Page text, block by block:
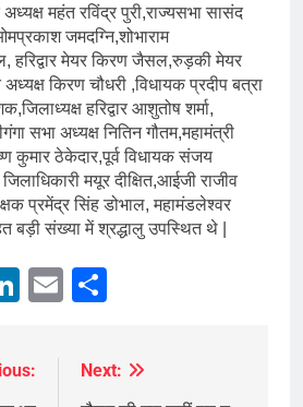
महंत रविंद्र पुरी,राज्यसभा सासंद
जमदग्नि,शोभाराम
हरिद्वार मेयर किरण जैसल,रुड़की मेयर
किरण चौधरी ,विधायक प्रदीप बत्रा
हरिद्वार आशुतोष शर्मा,
सभा अध्यक्ष नितिन गौतम,महामंत्री
कुमार ठेकेदार,पूर्व विधायक संजय
मयूर दीक्षित,आईजी राजीव
प्रमेंद्र सिंह डोभाल, महामंडलेश्वर
बड़ी संख्या में श्रद्धालु उपस्थित थे |
LinkedIn
Email
Next: